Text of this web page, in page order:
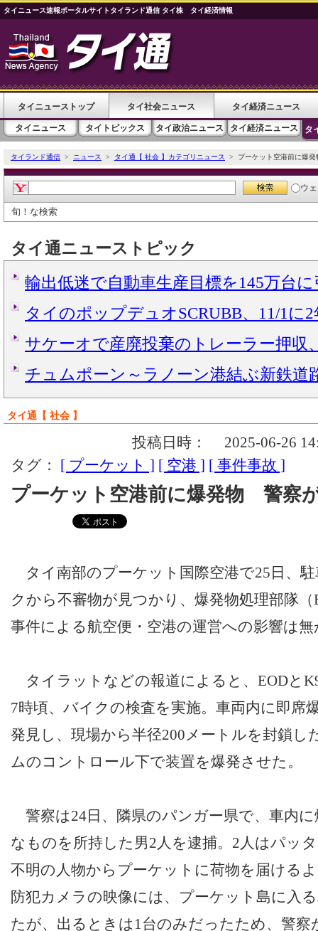
タイニュース速報ポータルサイトタイランド通信 タイ株 タイ経済情報
タイニューストップ タイ社会ニュース タイ経済ニュース
タイニュース タイトピックス タイ政治ニュース タイ経済ニュース タ
タイランド通信 > ニュース > タイ通【 社会 】カテゴリニュース > プーケット空港前に爆
ウ
旬！な検索
タイ通ニューストピック
輸出低迷で自動車生産目標を145万台
タイのポップデュオSCRUBB、11/1に
サケーオで産廃投棄のトレーラー押収
チュムポーン～ラノーン港結ぶ新鉄道
タイ通【 社会 】
投稿日時：
2025-06-26
タグ： [ プーケット ] [ 空港 ] [ 事件事故 ]
プーケット空港前に爆発物 警察
タイ南部のプーケット国際空港で25日、
クから不審物が見つかり、爆発物処理部隊
事件による航空便・空港の運営への影響は
タイラットなどの報道によると、EODと
7時頃、バイクの検査を実施。車両内に即席
発見し、現場から半径200メートルを封鎖し
ムのコントロール下で装置を爆発させた。
警察は24日、隣県のパンガー県で、車内
なものを所持した男2人を逮捕。2人はパッ
不明の人物からプーケットに荷物を届ける
防犯カメラの映像には、プーケット島に入
たが、出るときは1台のみだったため、警察